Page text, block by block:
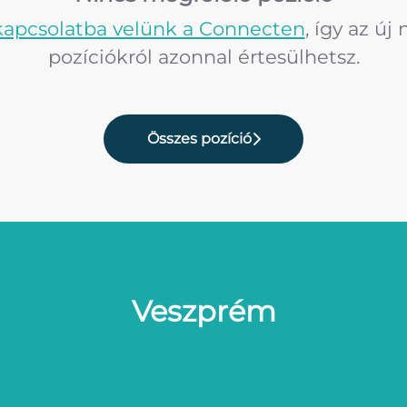
velünk a Connecten, így az új
pozíciókról azonnal értesülhetsz.
Összes pozíció
Veszprém